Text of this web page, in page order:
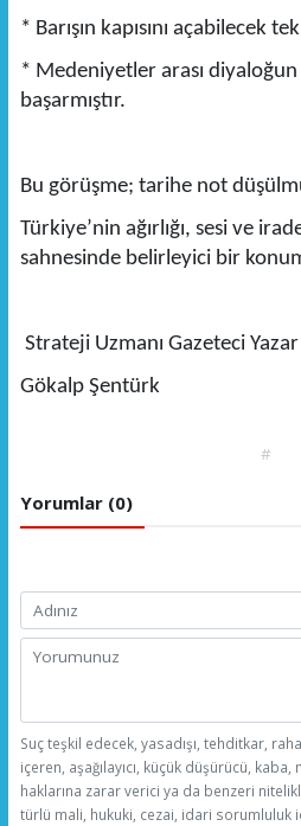
* Barışın kapısını açabilecek
* Medeniyetler arası
başarmıştır.
Bu görüşme; tarihe not
Türkiye’nin ağırlığı, sesi ve
sahnesinde belirleyici bir
Strateji Uzmanı Gazeteci Yazar
Gökalp Şentürk
#
Yorumlar (0)
Suç teşkil edecek, yasadışı, tehditkar,
içeren, aşağılayıcı, küçük düşürücü,
haklarına zarar verici ya da benzeri
türlü mali, hukuki, cezai, idari sorumluluk